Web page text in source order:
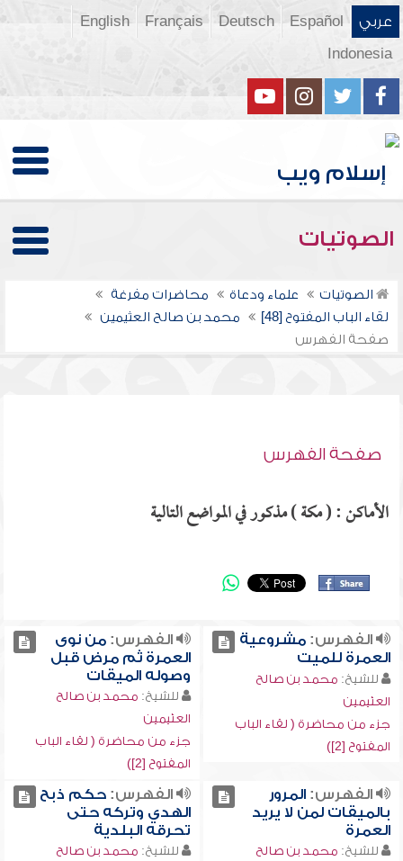
عربي Español
Deutsch
Français
English
Indonesia
الصوتيات
الصوتيات علماء ودعاة
محاضرات مفرغة
لقاء الباب المفتوح [48]
محمد بن صالح العثيمين
صفحة الفهرس
صفحة الفهرس
الأماكن : ( مكة ) مذكور في المواضع التالية
الفهرس:مشروعية
العمرة للميت
للشيخ: محمد بن صالح
العثيمين
جزء من محاضرة ( لقاء الباب
المفتوح [2])
الفهرس:من نوى
العمرة ثم مرض قبل
وصوله الميقات
للشيخ: محمد بن صالح
العثيمين
جزء من محاضرة ( لقاء الباب
المفتوح [2])
الفهرس:المرور
بالميقات لمن لا يريد
العمرة
للشيخ: محمد بن صالح
الفهرس:حكم ذبح
الهدي وتركه حتى
تحرقه البلدية
للشيخ: محمد بن صالح